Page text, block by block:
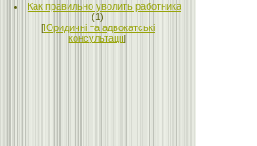
Как правильно уволить работника
(1)
[Юридичні та адвокатські
консультації]